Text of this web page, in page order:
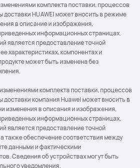
комплекта поставки, процессов
доставки HUAWEI может вносить в режиме
в описание и изображения,
информационных страницах.
является предоставление точной
характеристиках, компонентах и
может быть изменена без
комплекта поставки, процессов
доставки компания Huawei может вносить в
изменения в описания и изображения,
информационных страницах.
является предоставление точной
также обеспечение соответствия между
данными и фактическими
Сведения об устройствах могут быть
уведомления.